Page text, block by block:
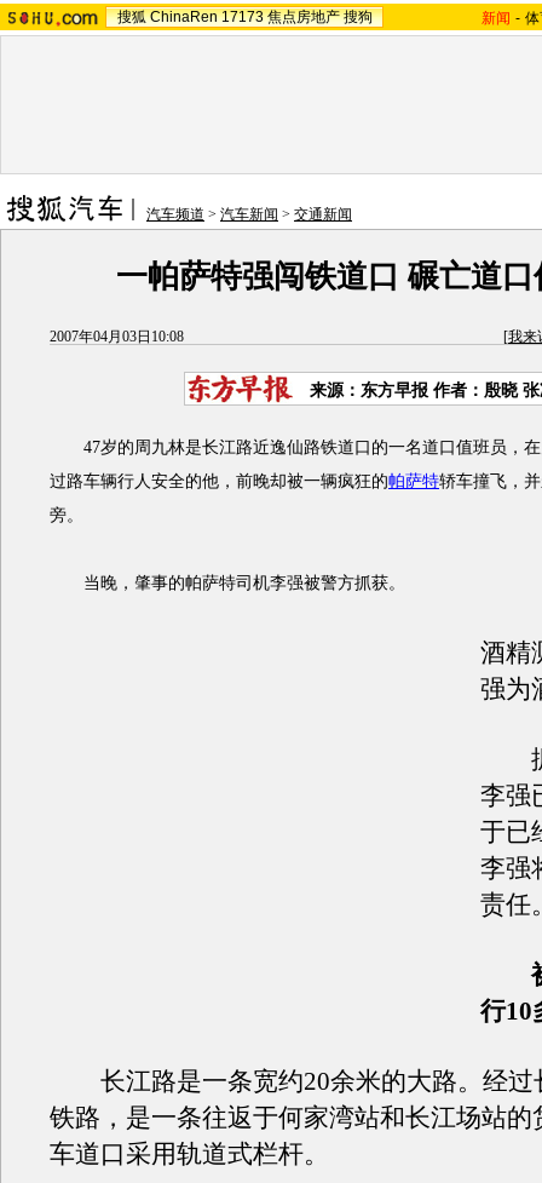
搜狐 ChinaRen 17173 焦点房地产 搜狗 新闻 -
汽车频道 > 汽车新闻 > 交通新闻
一帕萨特强闯铁道口 碾亡道口
2007年04月03日10:08 [我来
来源：东方早报 作者：殷晓
47岁的周九林是长江路近逸仙路铁道口的一名道口值班员，在
过路车辆行人安全的他，前晚却被一辆疯狂的帕萨特轿车撞飞，
旁。
当晚，肇事的帕萨特司机李强被警方抓获。
酒精
强为
据
李强
于已
李强
责任
行10
长江路是一条宽约20余米的大路。经过
铁路，是一条往返于何家湾站和长江场站的
车道口采用轨道式栏杆。